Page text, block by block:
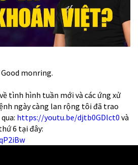
monring.
tình hình tuần mới và các ứng xử
ngày càng lan rộng tôi đã trao
https://youtu.be/djtb0GDlct0 và
6 tại đây: